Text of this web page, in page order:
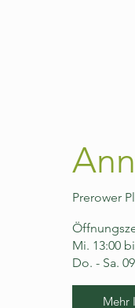
Prerower
Mehr
Mi. 13:00
Do. - Sa.